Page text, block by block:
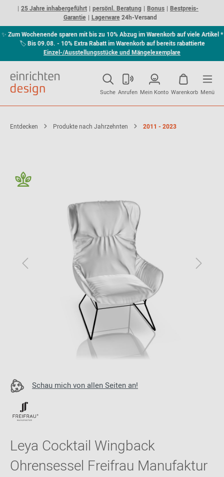
25 Jahre inhabergeführt persönl. Beratung Bonus
Bestpreis-
Garantie
Lagerware24h-Versand
✨ Zum Wochenende sparen mit bis zu 10% Abzug im Warenkorb auf viele Artikel *
🏷Bis 09.08. - 10% Extra Rabatt im Warenkorb auf bereits rabattierte
Einzel-/Ausstellungsstücke und Mängelexemplare
Suche Anrufen Mein Konto Warenkorb Menü
Entdecken Produkte nach Jahrzehnten 2011 - 2023
Schau mich von allen Seiten an!
Leya Cocktail Wingback
Ohrensessel Freifrau Manufaktur